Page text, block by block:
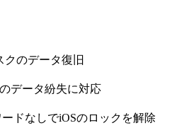
クのデータ復旧
データ紛失に対応
ドなしでiOSのロックを解除